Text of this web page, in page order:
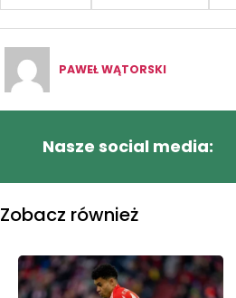
PAWEŁ WĄTORSKI
Nasze social media:
Zobacz również